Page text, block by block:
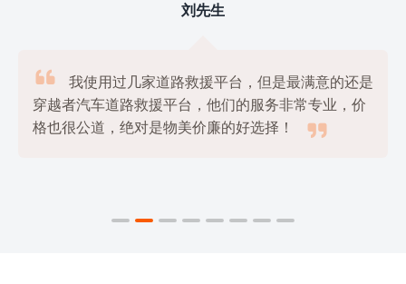
刘先生

我使用过几家道路救援平台，但是最满意的还是
穿越者汽车道路救援平台，他们的服务非常专业，价
格也很公道，绝对是物美价廉的好选择！
